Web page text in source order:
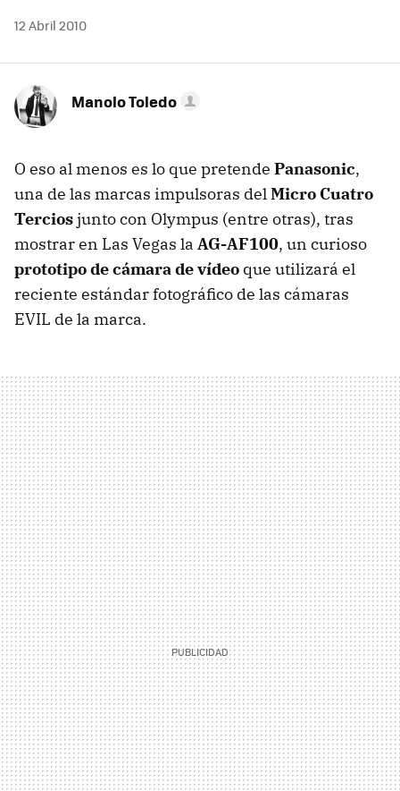
12 Abril 2010
Manolo Toledo
O eso al menos es lo que pretende Panasonic,
una de las marcas impulsoras delMicro Cuatro
Terciosjunto con Olympus (entre otras), tras
mostrar en Las Vegas la AG-AF100, un curioso
prototipo de cámara de vídeo que utilizará el
reciente estándar fotográfico de las cámaras
EVIL de la marca.